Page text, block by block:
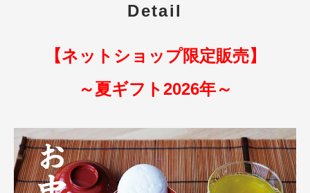
Detail
【ネットショップ限定販売】
～夏ギフト2026年～